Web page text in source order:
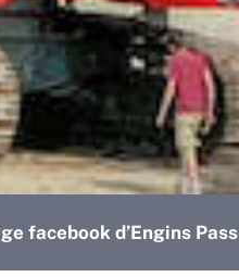
facebook d’Engins